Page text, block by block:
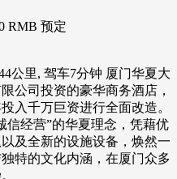
RMB 预定
公里, 驾车7分钟 厦门华夏大
公司投资的豪华商务酒店，
入千万巨资进行全面改造。
信经营”的华夏理念，凭藉优
及全新的设施设备，焕然一
特的文化内涵，在厦门众多